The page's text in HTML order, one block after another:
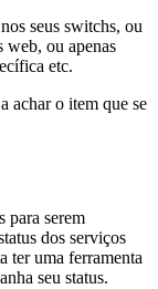
seus switchs, ou
web, ou apenas
etc.
achar o item que se
para serem
dos serviços
ter uma ferramenta
seu status.